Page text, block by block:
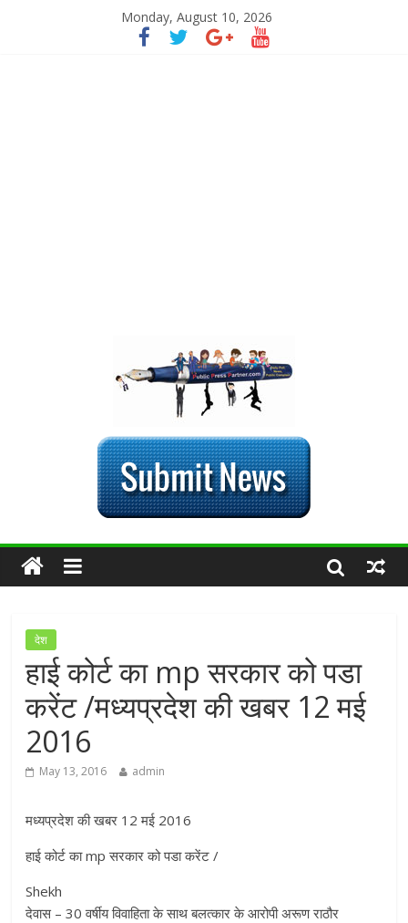
Monday, August 10, 2026
देश
हाई कोर्ट का mp सरकार को पडा
करेंट /मध्यप्रदेश की खबर 12 मई
2016
May 13, 2016 admin
मध्यप्रदेश की खबर 12 मई 2016
हाई कोर्ट का mp सरकार को पडा करेंट /
Shekh
देवास – 30 वर्षीय विवाहिता के साथ बलत्कार के आरोपी अरूण राठौर